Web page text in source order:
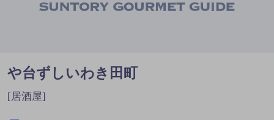
や台ずしいわき田町
[居酒屋]